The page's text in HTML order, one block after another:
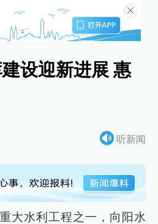
设迎新进展 惠
听新闻
大水利工程之一，向阳水